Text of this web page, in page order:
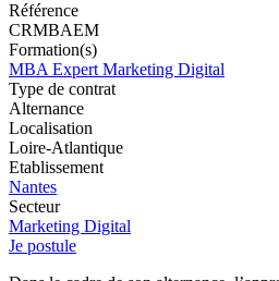
Référence
CRMBAEM
Formation(s)
MBA Expert Marketing Digital
Type de contrat
Alternance
Localisation
Loire-Atlantique
Etablissement
Nantes
Secteur
Marketing Digital
Je postule